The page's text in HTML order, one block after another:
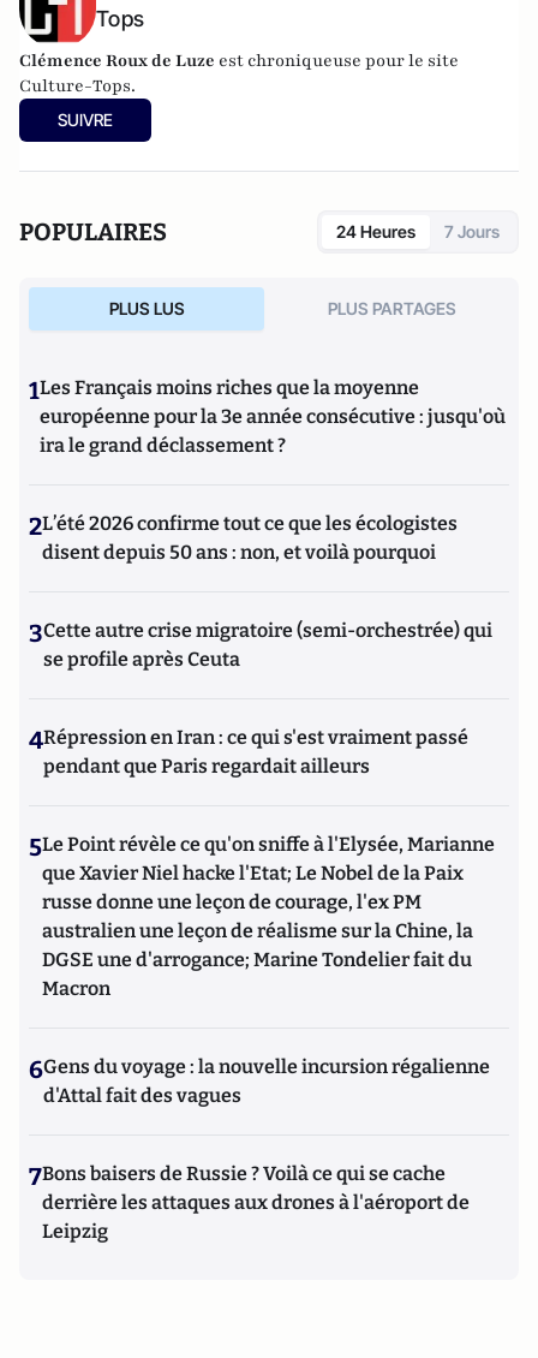
Tops
Clémence Roux de Luze est chroniqueuse pour le site
Culture-Tops.
SUIVRE
POPULAIRES 24 Heures 7 Jours
PLUS LUS PLUS PARTAGES
1Les Français moins riches que la moyenne
européenne pour la 3e année consécutive : jusqu'où
ira le grand déclassement ?
2L’été 2026 confirme tout ce que les écologistes
disent depuis 50 ans : non, et voilà pourquoi
3Cette autre crise migratoire (semi-orchestrée) qui
se profile après Ceuta
4Répression en Iran : ce qui s'est vraiment passé
pendant que Paris regardait ailleurs
5Le Point révèle ce qu'on sniffe à l'Elysée, Marianne
que Xavier Niel hacke l'Etat; Le Nobel de la Paix
russe donne une leçon de courage, l'ex PM
australien une leçon de réalisme sur la Chine, la
DGSE une d'arrogance; Marine Tondelier fait du
Macron
6Gens du voyage : la nouvelle incursion régalienne
d'Attal fait des vagues
7Bons baisers de Russie ? Voilà ce qui se cache
derrière les attaques aux drones à l'aéroport de
Leipzig